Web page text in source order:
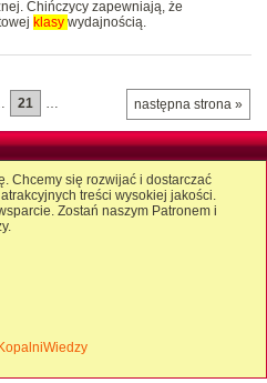
Chińczycy zapewniają, że
klasy wydajnością.
następna strona »
21 …
Chcemy się rozwijać i dostarczać
treści wysokiej jakości.
Zostań naszym Patronem i